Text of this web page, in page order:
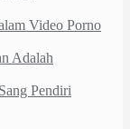
Video Porno
Adalah
Pendiri